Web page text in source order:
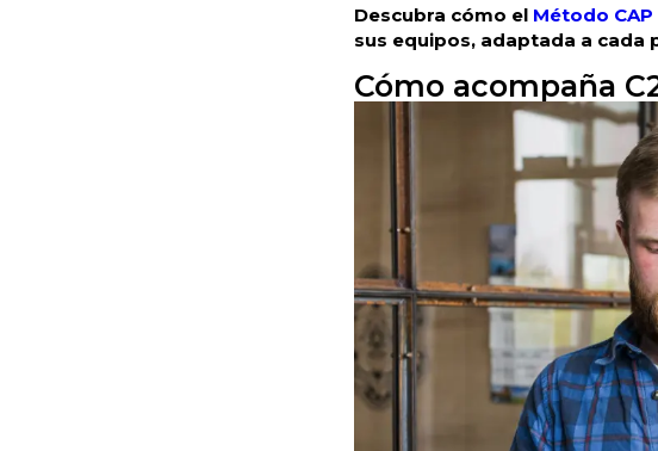
Descubra cómo el Método CAP
sus equipos, adaptada a cada
Cómo acompaña